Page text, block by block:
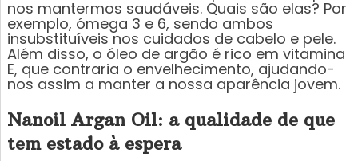
nos mantermos saudáveis. Quais são elas? Por
exemplo, ómega 3 e 6, sendo ambos
insubstituíveis nos cuidados de cabelo e pele.
Além disso, o óleo de argão é rico em vitamina
E, que contraria o envelhecimento, ajudando-
nos assim a manter a nossa aparência jovem.
Nanoil Argan Oil: a qualidade de que
tem estado à espera